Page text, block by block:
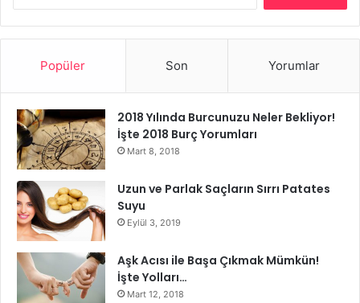
Popüler Son Yorumlar
2018 Yılında Burcunuzu Neler Bekliyor!
İşte 2018 Burç Yorumları
Mart 8, 2018
Uzun ve Parlak Saçların Sırrı Patates
Suyu
Eylül 3, 2019
Aşk Acısı ile Başa Çıkmak Mümkün!
İşte Yolları…
Mart 12, 2018